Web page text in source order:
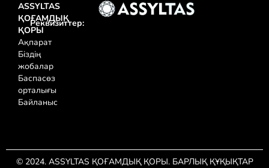
ASSYLTAS
ҚОҒАМДЫҚ
ҚОРЫ
Ақпарат
Біздің
жобалар
Баспасөз
орталығы
Байланыс
Реквизиттер:
© 2024. ASSYLTAS ҚОҒАМДЫҚ ҚОРЫ. БАРЛЫҚ ҚҰҚЫҚТАР